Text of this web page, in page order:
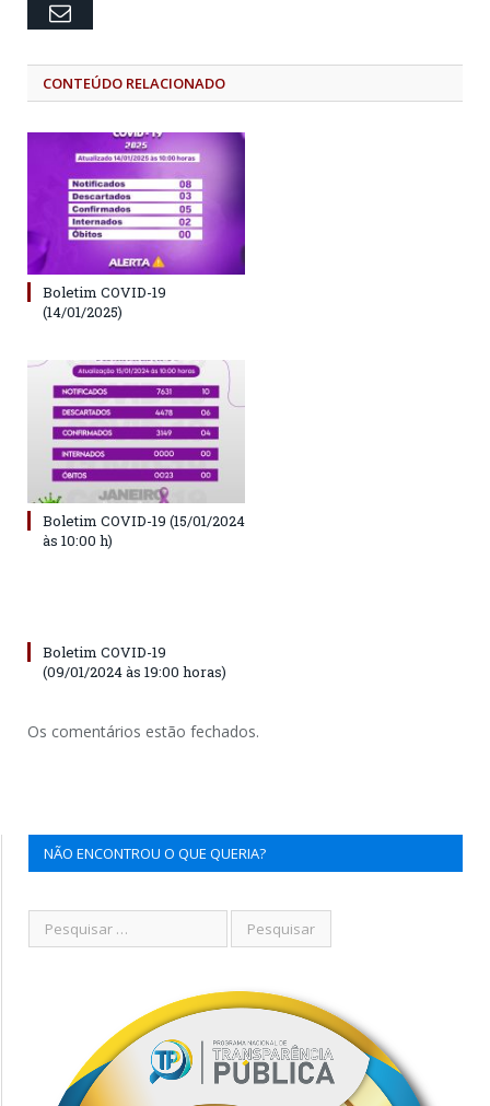
Email
CONTEÚDO RELACIONADO
Boletim COVID-19
(14/01/2025)
Boletim COVID-19 (15/01/2024
às 10:00 h)
Boletim COVID-19
(09/01/2024 às 19:00 horas)
Os comentários estão fechados.
NÃO ENCONTROU O QUE QUERIA?